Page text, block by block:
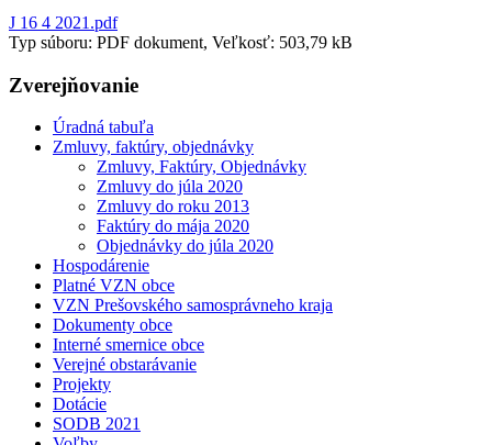
J 16 4 2021.pdf
Typ súboru: PDF dokument, Veľkosť: 503,79 kB
Zverejňovanie
Úradná tabuľa
Zmluvy, faktúry, objednávky
Zmluvy, Faktúry, Objednávky
Zmluvy do júla 2020
Zmluvy do roku 2013
Faktúry do mája 2020
Objednávky do júla 2020
Hospodárenie
Platné VZN obce
VZN Prešovského samosprávneho kraja
Dokumenty obce
Interné smernice obce
Verejné obstarávanie
Projekty
Dotácie
SODB 2021